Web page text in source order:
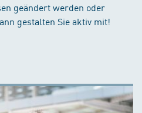
geändert werden oder
gestalten Sie aktiv mit!